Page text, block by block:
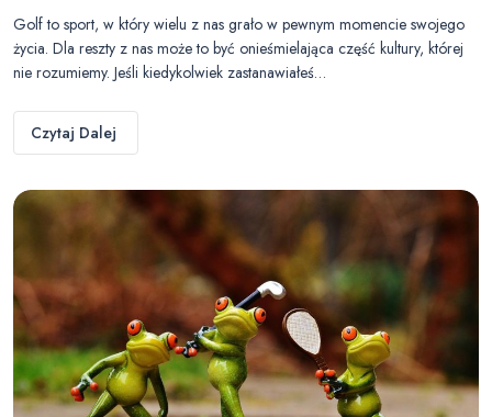
Golf to sport, w który wielu z nas grało w pewnym momencie swojego
życia. Dla reszty z nas może to być onieśmielająca część kultury, której
nie rozumiemy. Jeśli kiedykolwiek zastanawiałeś…
Czytaj Dalej